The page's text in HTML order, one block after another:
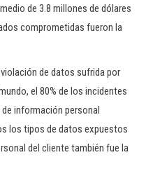
de 3.8 millones de dólares
comprometidas fueron la
de datos sufrida por
el 80% de los incidentes
información personal
los tipos de datos expuestos
del cliente también fue la